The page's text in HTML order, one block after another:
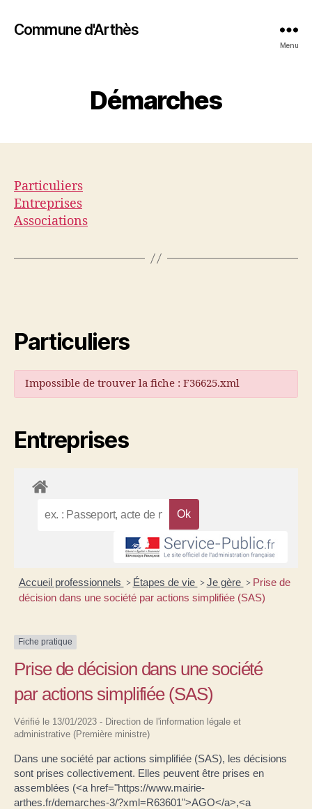
Commune d'Arthès
Menu
Démarches
Particuliers
Entreprises
Associations
Particuliers
Impossible de trouver la fiche : F36625.xml
Entreprises
Accueil professionnels > Étapes de vie > Je gère > Prise de
décision dans une société par actions simplifiée (SAS)
Fiche pratique
Prise de décision dans une société
par actions simplifiée (SAS)
Vérifié le 13/01/2023 - Direction de l'information légale et
administrative (Première ministre)
Dans une société par actions simplifiée (SAS), les décisions
sont prises collectivement. Elles peuvent être prises en
assemblées (<a href="https://www.mairie-
arthes.fr/demarches-3/?xml=R63601">AGO</a>,<a